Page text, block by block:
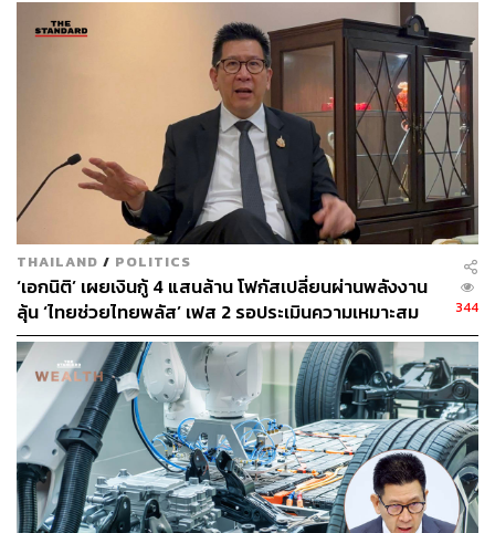
โดยตามแผนการคลังระยะปานกลาง (Medium-Term Fiscal
Framework: MTFF) ปีงบประมาณ 2570 – 2573 ที่คณะ
รัฐมนตรี (ครม.) อนุมัติไปเมื่อเดือนพฤศจิกายนปี 2568 (ซึ่ง
เป็นช่วงเวลาที่ก่อนสงครามในตะวันออกกลางจะปะทุ) ได้
ระบุอย่างชัดเจนว่า รัฐบาลเตรียมจัดเก็บภาษีการเดินทางออก
นอกราชอาณาจักร โดยคาดว่าจะจัดเก็บได้ 12,000 ล้านบาท
ตั้งแต่ปีงบประมาณ 2570 (ซึ่งเริ่มปีงบประมาณในตุลาคม
2569)
โดยวันนี้ (28 เมษายน) วินิจ วิเศษสุวรรณภูมิ ผู้อำนวยการ
สำนักงานเศรษฐกิจการคลัง ในฐานะโฆษกกระทรวงการคลัง
ยืนยันอีกเสียงว่า แนวคิดการเก็บภาษีการเดินทางออกนอก
ราชอาณาจักร ใน MTFF มาจากพระราชกําหนดภาษีการ
เดินทางออกนอกราชอาณาจักร พ.ศ. 2526 โดยกฎหมายดัง
กล่าวเคยมีการบังคับใช้และถูกยกเว้นไปตั้งแต่ปี 2535
ทั้งนี้ ตามกฎหมายดังกล่าวระบุว่า “ผู้เดินทาง” หมายความว่า
“ผู้มีสัญชาติไทยและคนต่างด้าวซึ่งได้รับอนุญาตให้มีถิ่นที่อยู่
ในราชอาณาจักร ซึ่งเดินทางออกจากราชอาณาจักร”
THAILAND / POLITICS
‘เอกนิติ’ เผยเงินกู้ 4 แสนล้าน โฟกัสเปลี่ยนผ่านพลังงาน
ลุ้น ‘ไทยช่วยไทยพลัส’ เฟส 2 รอประเมินความเหมาะสม
344